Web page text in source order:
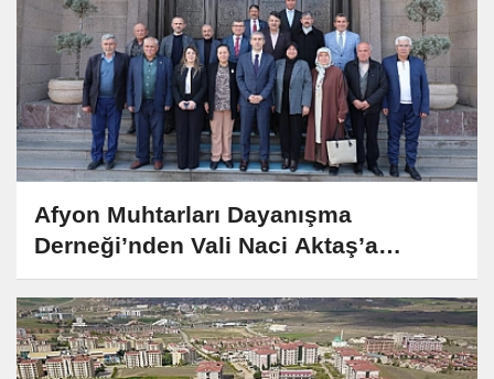
Afyon Muhtarları Dayanışma
Derneği’nden Vali Naci Aktaş’a
Anlamlı Ziyaret